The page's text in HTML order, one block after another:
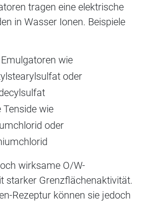
tragen eine elektrische
in Wasser Ionen. Beispiele
wie
oder
wie
oder
wirksame O/W-
starker Grenzflächenaktivität.
Rezeptur können sie jedoch